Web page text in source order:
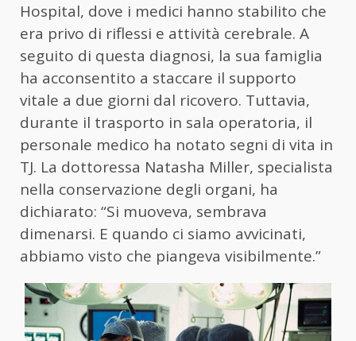
Hospital, dove i medici hanno stabilito che
era privo di riflessi e attività cerebrale. A
seguito di questa diagnosi, la sua famiglia
ha acconsentito a staccare il supporto
vitale a due giorni dal ricovero. Tuttavia,
durante il trasporto in sala operatoria, il
personale medico ha notato segni di vita in
TJ. La dottoressa Natasha Miller, specialista
nella conservazione degli organi, ha
dichiarato: “Si muoveva, sembrava
dimenarsi. E quando ci siamo avvicinati,
abbiamo visto che piangeva visibilmente.”